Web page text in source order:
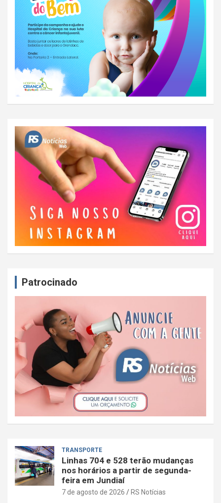
Patrocinado
TRANSPORTE
Linhas 704 e 528 terão mudanças
nos horários a partir de segunda-
feira em Jundiaí
7 de agosto de 2026 RS Notícias